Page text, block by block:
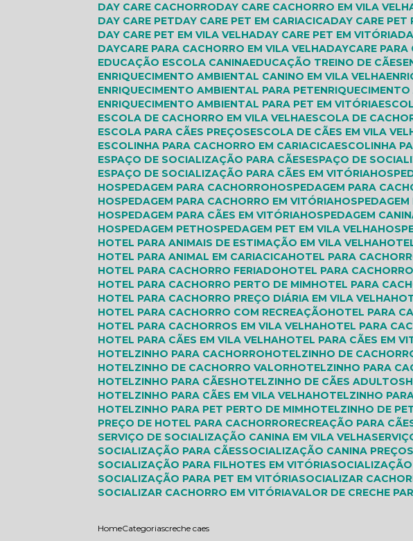
DAY CARE CACHORRO
DAY CARE CACHORRO EM VILA
DAY CARE PET
DAY CARE PET EM CARIACICA DAY CARE
DAY CARE PET EM VILA VELHA
DAY CARE PET EM VITÓRIA
DAYCARE PARA CACHORRO EM VILA VELHA
DAYCARE
EDUCAÇÃO ESCOLA CANINA EDUCAÇÃO TREINO DE CÃES
ENRIQUECIMENTO AMBIENTAL CANINO EM VILA VELHA
ENRIQUECIMENTO AMBIENTAL PARA PET
ENRIQUECIMENTO AMBIENTAL PARA PET EM VITÓRIA
ESCOLA DE CACHORRO EM VILA VELHA ESCOLA DE
ESCOLA PARA CÃES PREÇOS
ESCOLA DE CÃES EM VILA
ESCOLINHA PARA CACHORRO EM CARIACICA ESCOLINHA
ESPAÇO DE SOCIALIZAÇÃO PARA CÃES
ESPAÇO DE
ESPAÇO DE SOCIALIZAÇÃO PARA CÃES EM VITÓRIA
HOSPEDAGEM PARA CACHORRO
HOSPEDAGEM PARA
HOSPEDAGEM PARA CACHORRO EM VITÓRIA
HOSPEDAGEM PARA CÃES EM VITÓRIA
HOSPEDAGEM
HOSPEDAGEM PET
HOSPEDAGEM PET EM VILA VELHA
HOTEL PARA ANIMAIS DE ESTIMAÇÃO EM VILA VELHA
HOTEL PARA ANIMAL EM CARIACICA
HOTEL PARA
HOTEL PARA CACHORRO FERIADO
HOTEL PARA
HOTEL PARA CACHORRO PERTO DE MIM
HOTEL PARA
HOTEL PARA CACHORRO PREÇO DIÁRIA EM VILA VELHA
HOTEL PARA CACHORRO COM RECREAÇÃO
HOTEL PARA
HOTEL PARA CACHORROS EM VILA VELHA
HOTEL PARA
HOTEL PARA CÃES EM VILA VELHA
HOTEL PARA CÃES EM
HOTELZINHO PARA CACHORRO
HOTELZINHO DE
HOTELZINHO DE CACHORRO VALOR
HOTELZINHO PARA
HOTELZINHO PARA CÃES
HOTELZINHO DE CÃES ADULTOS
HOTELZINHO PARA CÃES EM VILA VELHA
HOTELZINHO
HOTELZINHO PARA PET PERTO DE MIM
HOTELZINHO DE
PREÇO DE HOTEL PARA CACHORRO
RECREAÇÃO PARA
SERVIÇO DE SOCIALIZAÇÃO CANINA EM VILA VELHA
SOCIALIZAÇÃO PARA CÃES
SOCIALIZAÇÃO CANINA PREÇOS
SOCIALIZAÇÃO PARA FILHOTES EM VITÓRIA
SOCIALIZAÇÃO PARA PET EM VITÓRIA
SOCIALIZAR
SOCIALIZAR CACHORRO EM VITÓRIA VALOR DE CRECHE
HomeCategoriascreche caes